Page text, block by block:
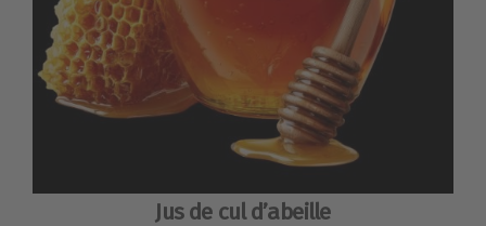
Jus de cul d’abeille